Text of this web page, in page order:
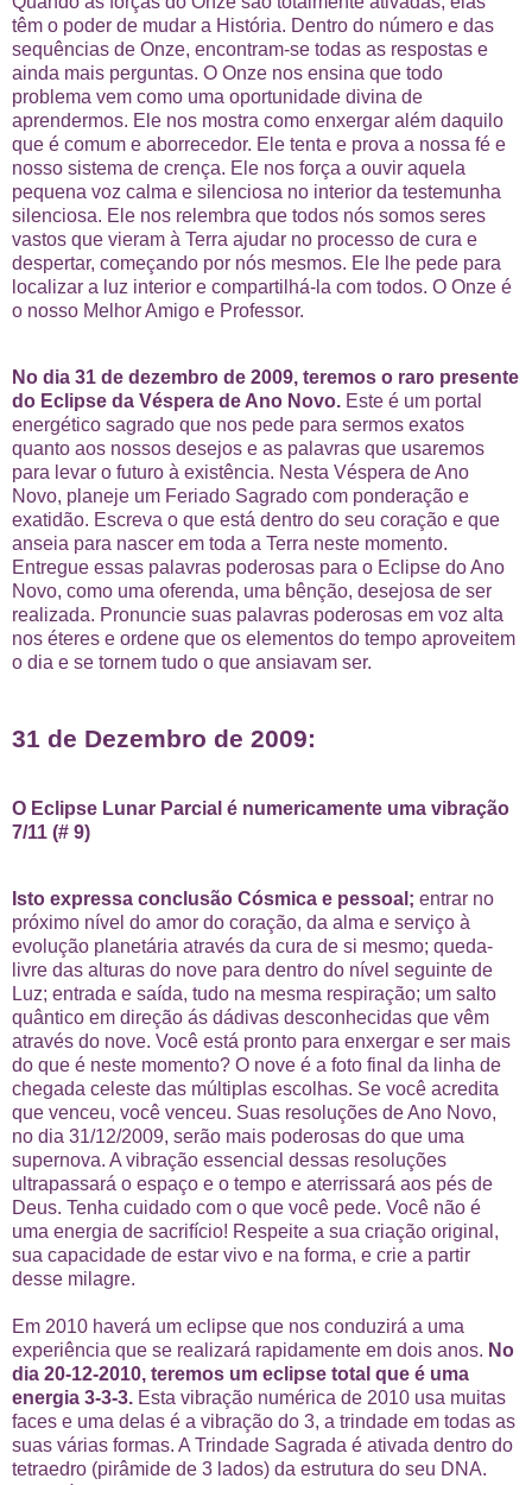
têm o poder de mudar a História. Dentro do número e das
sequências de Onze, encontram-se todas as respostas e
ainda mais perguntas. O Onze nos ensina que todo
problema vem como uma oportunidade divina de
aprendermos. Ele nos mostra como enxergar além daquilo
que é comum e aborrecedor. Ele tenta e prova a nossa fé e
nosso sistema de crença. Ele nos força a ouvir aquela
pequena voz calma e silenciosa no interior da testemunha
silenciosa. Ele nos relembra que todos nós somos seres
vastos que vieram à Terra ajudar no processo de cura e
despertar, começando por nós mesmos. Ele lhe pede para
localizar a luz interior e compartilhá-la com todos. O Onze é
o nosso Melhor Amigo e Professor.
No dia 31 de dezembro de 2009, teremos o raro presente
do Eclipse da Véspera de Ano Novo. Este é um portal
energético sagrado que nos pede para sermos exatos
quanto aos nossos desejos e as palavras que usaremos
para levar o futuro à existência. Nesta Véspera de Ano
Novo, planeje um Feriado Sagrado com ponderação e
exatidão. Escreva o que está dentro do seu coração e que
anseia para nascer em toda a Terra neste momento.
Entregue essas palavras poderosas para o Eclipse do Ano
Novo, como uma oferenda, uma bênção, desejosa de ser
realizada. Pronuncie suas palavras poderosas em voz alta
nos éteres e ordene que os elementos do tempo aproveitem
o dia e se tornem tudo o que ansiavam ser.
31 de Dezembro de 2009:
O Eclipse Lunar Parcial é numericamente uma vibração
7/11 (# 9)
Isto expressa conclusão Cósmica e pessoal; entrar no
próximo nível do amor do coração, da alma e serviço à
evolução planetária através da cura de si mesmo; queda-
livre das alturas do nove para dentro do nível seguinte de
Luz; entrada e saída, tudo na mesma respiração; um salto
quântico em direção ás dádivas desconhecidas que vêm
através do nove. Você está pronto para enxergar e ser mais
do que é neste momento? O nove é a foto final da linha de
chegada celeste das múltiplas escolhas. Se você acredita
que venceu, você venceu. Suas resoluções de Ano Novo,
no dia 31/12/2009, serão mais poderosas do que uma
supernova. A vibração essencial dessas resoluções
ultrapassará o espaço e o tempo e aterrissará aos pés de
Deus. Tenha cuidado com o que você pede. Você não é
uma energia de sacrifício! Respeite a sua criação original,
sua capacidade de estar vivo e na forma, e crie a partir
desse milagre.
Em 2010 haverá um eclipse que nos conduzirá a uma
experiência que se realizará rapidamente em dois anos. No
dia 20-12-2010, teremos um eclipse total que é uma
energia 3-3-3. Esta vibração numérica de 2010 usa muitas
faces e uma delas é a vibração do 3, a trindade em todas as
suas várias formas. A Trindade Sagrada é ativada dentro do
tetraedro (pirâmide de 3 lados) da estrutura do seu DNA.